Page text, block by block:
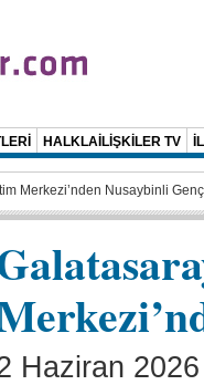
HALKLAİLİŞKİLER TV
Merkezi’nden Nusaybinli
Haziran